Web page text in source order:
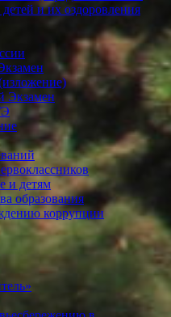
и их оздоровления
Экзамен
и детям
образования
коррупции